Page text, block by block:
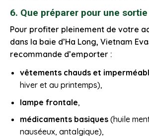
6. Que préparer pour une
Pour profiter pleinement de votre
dans la baie d’Ha Long, Vietnam
recommande d’emporter :
vêtements chauds et
hiver et au printemps),
lampe frontale,
médicaments basiques (huile
nauséeux, antalgique),